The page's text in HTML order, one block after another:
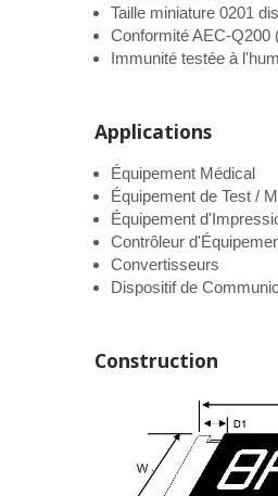
Taille miniature 0201
Conformité AEC-Q200
Immunité testée à
Applications
Équipement Médical
Équipement de Test /
Équipement
Contrôleur
Convertisseurs
Dispositif de
Construction